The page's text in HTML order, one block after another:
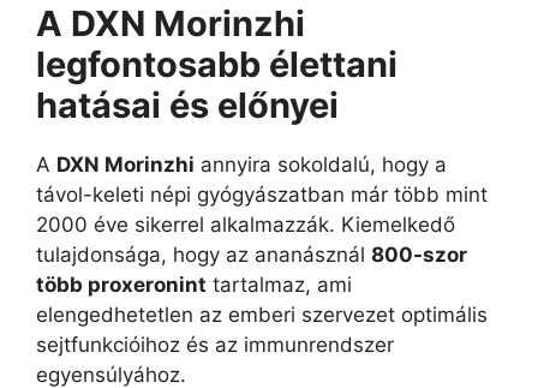
A DXN Morinzhi
legfontosabb élettani
hatásai és előnyei
A DXN Morinzhi annyira sokoldalú, hogy a
távol-keleti népi gyógyászatban már több mint
2000 éve sikerrel alkalmazzák. Kiemelkedő
tulajdonsága, hogy az ananásznál 800-szor
több proxeronint tartalmaz, ami
elengedhetetlen az emberi szervezet optimális
sejtfunkcióihoz és az immunrendszer
egyensúlyához.